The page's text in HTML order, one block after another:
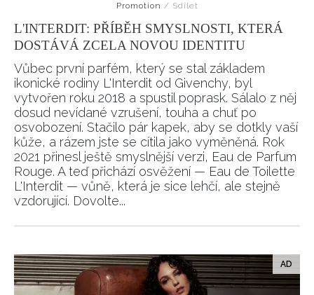
INFORMACE
REDAKCE
Promotion / Sdílet
L'INTERDIT: PŘÍBĚH SMYSLNOSTI, KTERÁ
DOSTÁVÁ ZCELA NOVOU IDENTITU
Vůbec první parfém, který se stal základem
ikonické rodiny L'Interdit od Givenchy, byl
vytvořen roku 2018 a spustil poprask. Sálalo z něj
dosud nevídané vzrušení, touha a chuť po
osvobození. Stačilo pár kapek, aby se dotkly vaší
kůže, a rázem jste se cítila jako vyměněná. Rok
2021 přinesl ještě smyslnější verzi, Eau de Parfum
Rouge. A teď přichází osvěžení — Eau de Toilette
L'Interdit — vůně, která je sice lehčí, ale stejně
vzdorující. Dovolte...